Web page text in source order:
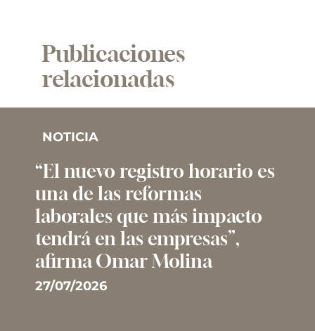
Publicaciones
relacionadas
NOTICIA
“El nuevo registro horario es
una de las reformas
laborales que más impacto
tendrá en las empresas”,
afirma Omar Molina
27/07/2026